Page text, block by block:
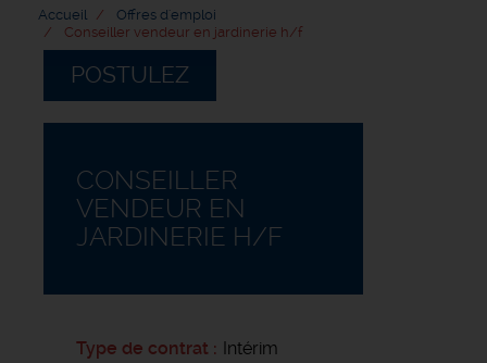
Accueil
Offres d'emploi
Conseiller vendeur en jardinerie h/f
POSTULEZ
CONSEILLER
VENDEUR EN
JARDINERIE H/F
Type de contrat
Intérim